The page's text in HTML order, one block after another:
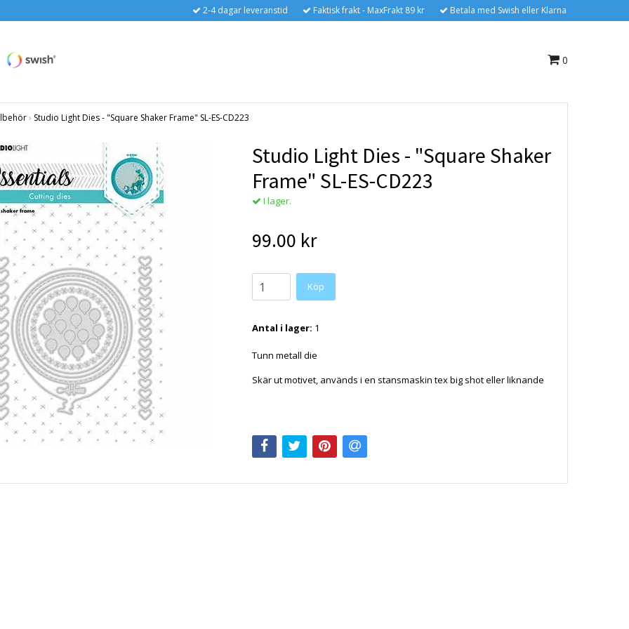
2-4 dagar leveranstid Faktisk frakt - MaxFrakt 89 kr Betala med Swish eller Klarna
0
› Studio Light Dies - "Square Shaker Frame" SL-ES-CD223
Studio Light Dies - "Square Shaker
Frame" SL-ES-CD223
I lager.
99.00 kr
Antal i lager: 1
Tunn metall die
Skär ut motivet, används i en stansmaskin tex big shot eller liknande